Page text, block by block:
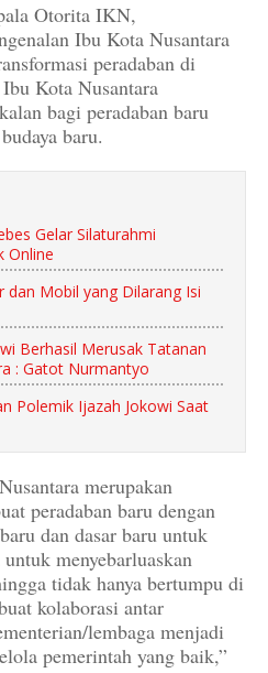
Otorita IKN,
Ibu Kota Nusantara
peradaban di
Kota Nusantara
bagi peradaban baru
baru.
Gelar Silaturahmi
Online
Mobil yang Dilarang Isi
Berhasil Merusak Tatanan
: Gatot Nurmantyo
Polemik Ijazah Jokowi Saat
merupakan
peradaban baru dengan
dan dasar baru untuk
menyebarluaskan
tidak hanya bertumpu di
kolaborasi antar
lembaga menjadi
pemerintah yang baik,”